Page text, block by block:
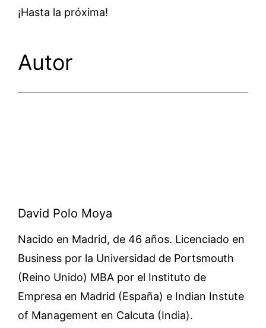
¡Hasta la próxima!
Autor
David Polo Moya
Nacido en Madrid, de 46 años. Licenciado en
Business por la Universidad de Portsmouth
(Reino Unido) MBA por el Instituto de
Empresa en Madrid (España) e Indian Instute
of Management en Calcuta (India).